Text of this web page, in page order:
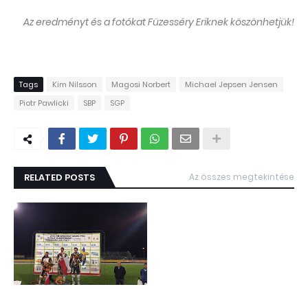
Az eredményt és a fotókat Füzesséry Eriknek köszönhetjük!
Tags Kim Nilsson Magosi Norbert
Michael Jepsen Jensen
Piotr Pawlicki
SBP SGP
RELATED POSTS Az összes megtekintése